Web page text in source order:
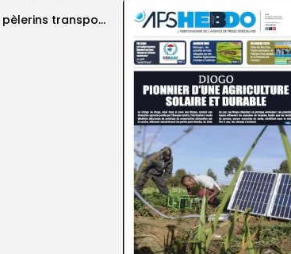
Magal 2026 : près de 20 000 pèlerins transportés vers Touba en...